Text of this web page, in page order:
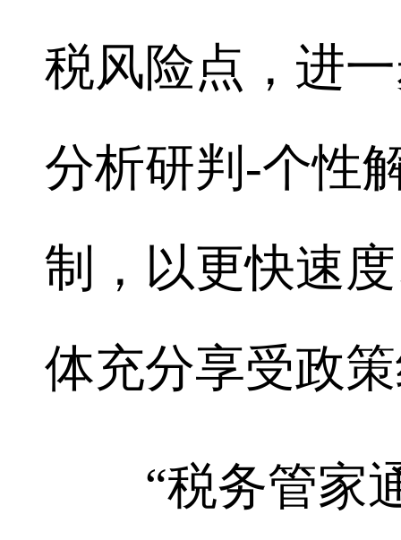
税风险点，进
分析研判-个性
制，以更快速
体充分享受政
“税务管家通